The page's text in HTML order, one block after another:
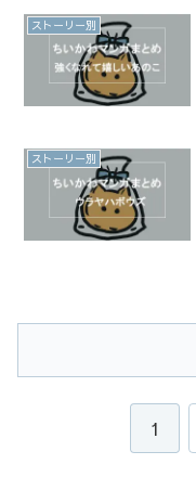
ストーリー別
ストーリー別
1